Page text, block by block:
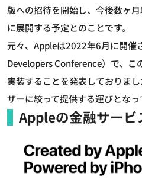
版への招待を開始し、今後数ヶ
に展開する予定とのことです。
元々、Appleは2022年6月に開催
Developers Conference）で、こ
実装することを発表しておりま
ザーに絞って提供する運びとなっ
Appleの金融サービ